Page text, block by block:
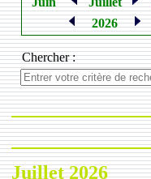
2026
Chercher :
Juillet 2026